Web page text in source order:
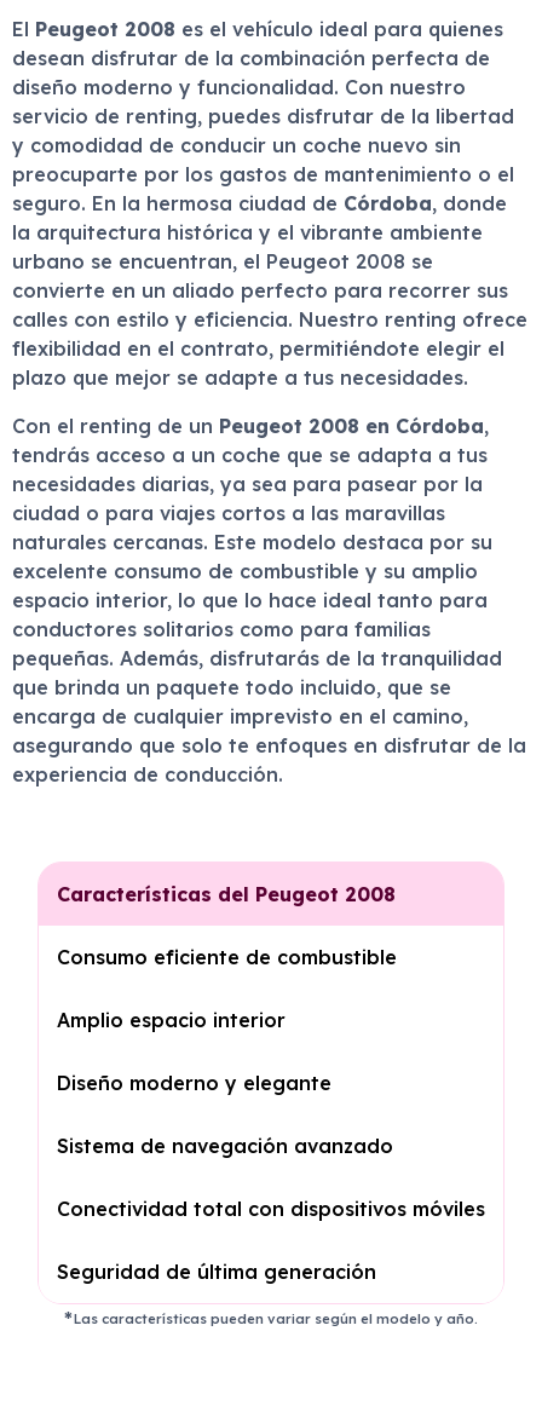
El Peugeot 2008 es el vehículo ideal para quienes
desean disfrutar de la combinación perfecta de
diseño moderno y funcionalidad. Con nuestro
servicio de renting, puedes disfrutar de la libertad
y comodidad de conducir un coche nuevo sin
preocuparte por los gastos de mantenimiento o el
seguro. En la hermosa ciudad de Córdoba, donde
la arquitectura histórica y el vibrante ambiente
urbano se encuentran, el Peugeot 2008 se
convierte en un aliado perfecto para recorrer sus
calles con estilo y eficiencia. Nuestro renting ofrece
flexibilidad en el contrato, permitiéndote elegir el
plazo que mejor se adapte a tus necesidades.
Con el renting de un Peugeot 2008 en Córdoba,
tendrás acceso a un coche que se adapta a tus
necesidades diarias, ya sea para pasear por la
ciudad o para viajes cortos a las maravillas
naturales cercanas. Este modelo destaca por su
excelente consumo de combustible y su amplio
espacio interior, lo que lo hace ideal tanto para
conductores solitarios como para familias
pequeñas. Además, disfrutarás de la tranquilidad
que brinda un paquete todo incluido, que se
encarga de cualquier imprevisto en el camino,
asegurando que solo te enfoques en disfrutar de la
experiencia de conducción.
Características del Peugeot 2008
Consumo eficiente de combustible
Amplio espacio interior
Diseño moderno y elegante
Sistema de navegación avanzado
Conectividad total con dispositivos móviles
Seguridad de última generación
Las características pueden variar según el modelo y año.